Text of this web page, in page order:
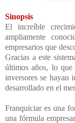
Sinopsis
El increíble
ampliamente
empresarios que
Gracias a este
últimos años, lo que
inversores se hayan
desarrollado en el
Franquiciar es una
una fórmula